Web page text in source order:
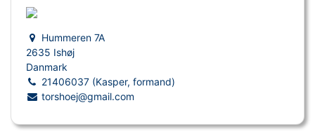
Hummeren 7A
2635 Ishøj
Danmark
21406037 (Kasper, formand)
torshoej@gmail.com